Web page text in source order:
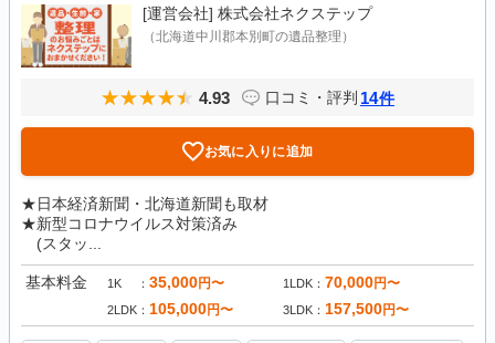
[運営会社] 株式会社ネクステップ
（北海道中川郡本別町の遺品整理）
4.93 口コミ・評判 14件
お気に入りに追加
★日本経済新聞・北海道新聞も取材
★新型コロナウイルス対策済み
(スタッ...
基本料金 1K 35,000円〜 1LDK 70,000円〜
2LDK 105,000円〜 3LDK 157,500円〜